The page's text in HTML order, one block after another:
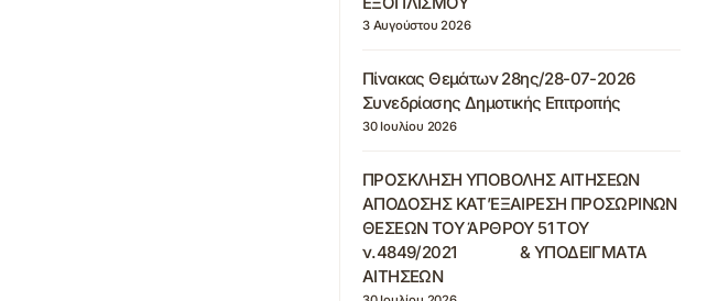
3 Αυγούστου 2026
Πίνακας Θεμάτων 28ης/28-07-2026
Συνεδρίασης Δημοτικής Επιτροπής
30 Ιουλίου 2026
ΠΡΟΣΚΛΗΣΗ ΥΠΟΒΟΛΗΣ ΑΙΤΗΣΕΩΝ
ΑΠΟΔΟΣΗΣ ΚΑΤ’ΕΞΑΙΡΕΣΗ ΠΡΟΣΩΡΙΝΩΝ
ΘΕΣΕΩΝ ΤΟΥ ΆΡΘΡΟΥ 51 ΤΟΥ
ν.4849/2021 & ΥΠΟΔΕΙΓΜΑΤΑ
ΑΙΤΗΣΕΩΝ